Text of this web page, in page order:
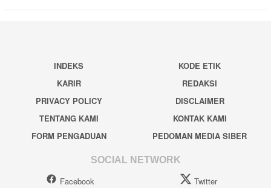
INDEKS
KODE ETIK
KARIR
REDAKSI
PRIVACY POLICY
DISCLAIMER
TENTANG KAMI
KONTAK KAMI
FORM PENGADUAN
PEDOMAN MEDIA SIBER
SOCIAL NETWORK
Facebook Twitter